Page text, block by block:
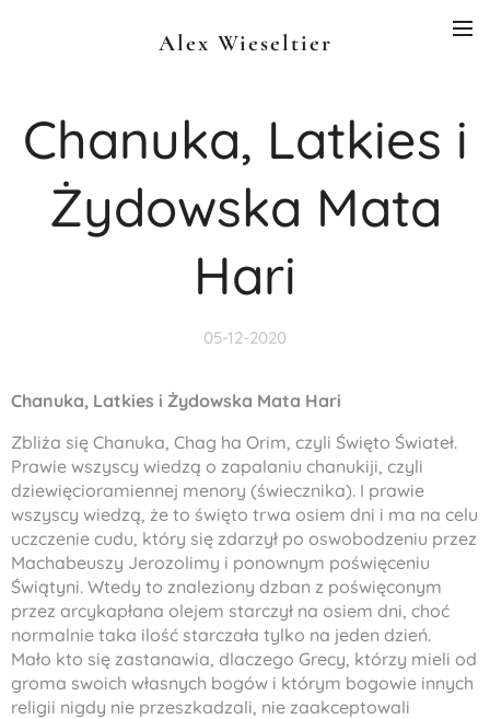
Alex Wieseltier
Chanuka, Latkies i
Żydowska Mata
Hari
05-12-2020
Chanuka, Latkies i Żydowska Mata Hari
Zbliża się Chanuka, Chag ha Orim, czyli Święto Świateł.
Prawie wszyscy wiedzą o zapalaniu chanukiji, czyli
dziewięcioramiennej menory (świecznika). I prawie
wszyscy wiedzą, że to święto trwa osiem dni i ma na celu
uczczenie cudu, który się zdarzył po oswobodzeniu przez
Machabeuszy Jerozolimy i ponownym poświęceniu
Świątyni. Wtedy to znaleziony dzban z poświęconym
przez arcykapłana olejem starczył na osiem dni, choć
normalnie taka ilość starczała tylko na jeden dzień.
Mało kto się zastanawia, dlaczego Grecy, którzy mieli od
groma swoich własnych bogów i którym bogowie innych
religii nigdy nie przeszkadzali, nie zaakceptowali